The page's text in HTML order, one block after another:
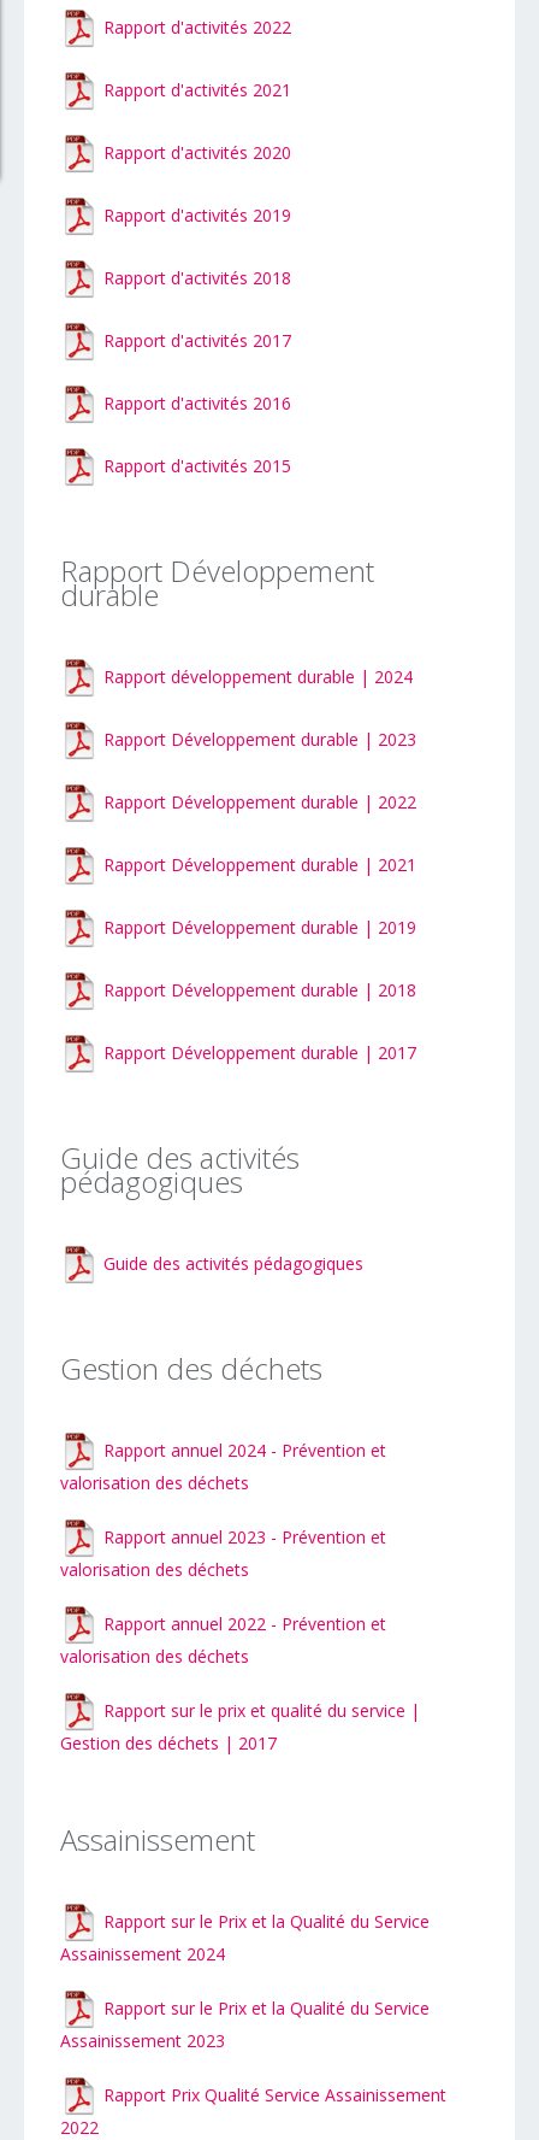
Rapport d'activités 2022
Rapport d'activités 2021
Rapport d'activités 2020
Rapport d'activités 2019
Rapport d'activités 2018
Rapport d'activités 2017
Rapport d'activités 2016
Rapport d'activités 2015
Rapport Développement
durable
Rapport développement durable | 2024
Rapport Développement durable | 2023
Rapport Développement durable | 2022
Rapport Développement durable | 2021
Rapport Développement durable | 2019
Rapport Développement durable | 2018
Rapport Développement durable | 2017
Guide des activités
pédagogiques
Guide des activités pédagogiques
Gestion des déchets
Rapport annuel 2024 - Prévention et
valorisation des déchets
Rapport annuel 2023 - Prévention et
valorisation des déchets
Rapport annuel 2022 - Prévention et
valorisation des déchets
Rapport sur le prix et qualité du service |
Gestion des déchets | 2017
Assainissement
Rapport sur le Prix et la Qualité du Service
Assainissement 2024
Rapport sur le Prix et la Qualité du Service
Assainissement 2023
Rapport Prix Qualité Service Assainissement
2022